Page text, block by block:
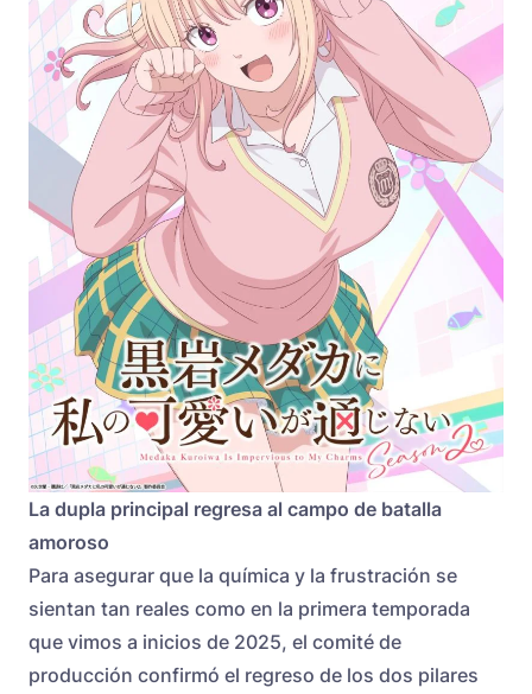
La dupla principal regresa al campo de batalla
amoroso
Para asegurar que la química y la frustración se
sientan tan reales como en la primera temporada
que vimos a inicios de 2025, el comité de
producción confirmó el regreso de los dos pilares